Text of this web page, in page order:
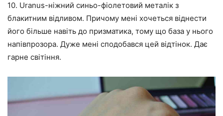
10. Uranus-ніжний синьо-фіолетовий металік з
блакитним відливом. Причому мені хочеться віднести
його більше навіть до призматика, тому що база у нього
напівпрозора. Дуже мені сподобався цей відтінок. Дає
гарне світіння.